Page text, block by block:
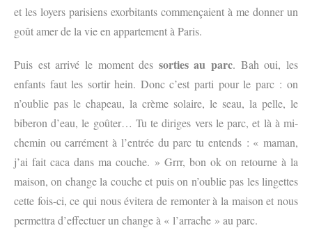
et les loyers parisiens exorbitants commençaient à me donner un
goût amer de la vie en appartement à Paris.
Puis est arrivé le moment des sorties au parc. Bah oui, les
enfants faut les sortir hein. Donc c’est parti pour le parc : on
n’oublie pas le chapeau, la crème solaire, le seau, la pelle, le
biberon d’eau, le goûter… Tu te diriges vers le parc, et là à mi-
chemin ou carrément à l’entrée du parc tu entends : « maman,
j’ai fait caca dans ma couche. » Grrr, bon ok on retourne à la
maison, on change la couche et puis on n’oublie pas les lingettes
cette fois-ci, ce qui nous évitera de remonter à la maison et nous
permettra d’effectuer un change à « l’arrache » au parc.